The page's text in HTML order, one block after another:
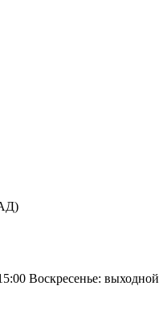
Воскресенье: выходной